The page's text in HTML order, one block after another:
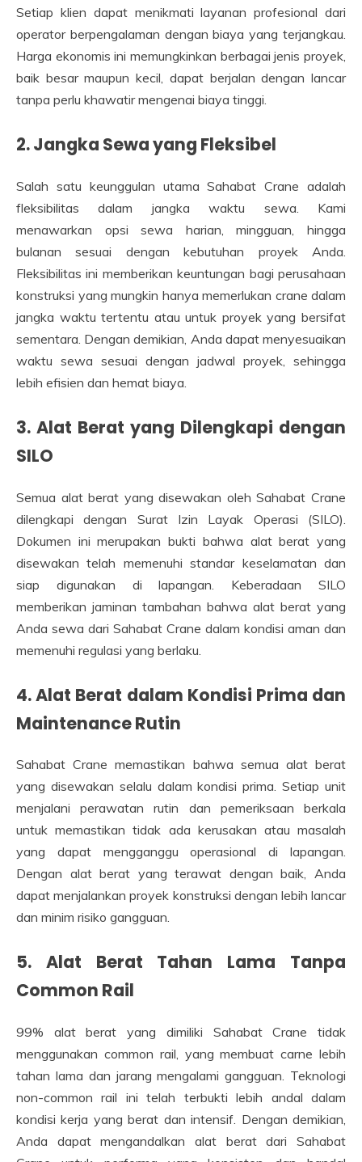
Setiap klien dapat menikmati layanan profesional dari
operator berpengalaman dengan biaya yang terjangkau.
Harga ekonomis ini memungkinkan berbagai jenis proyek,
baik besar maupun kecil, dapat berjalan dengan lancar
tanpa perlu khawatir mengenai biaya tinggi.
2. Jangka Sewa yang Fleksibel
Salah satu keunggulan utama Sahabat Crane adalah
fleksibilitas dalam jangka waktu sewa. Kami
menawarkan opsi sewa harian, mingguan, hingga
bulanan sesuai dengan kebutuhan proyek Anda.
Fleksibilitas ini memberikan keuntungan bagi perusahaan
konstruksi yang mungkin hanya memerlukan crane dalam
jangka waktu tertentu atau untuk proyek yang bersifat
sementara. Dengan demikian, Anda dapat menyesuaikan
waktu sewa sesuai dengan jadwal proyek, sehingga
lebih efisien dan hemat biaya.
3. Alat Berat yang Dilengkapi dengan
SILO
Semua alat berat yang disewakan oleh Sahabat Crane
dilengkapi dengan Surat Izin Layak Operasi (SILO).
Dokumen ini merupakan bukti bahwa alat berat yang
disewakan telah memenuhi standar keselamatan dan
siap digunakan di lapangan. Keberadaan SILO
memberikan jaminan tambahan bahwa alat berat yang
Anda sewa dari Sahabat Crane dalam kondisi aman dan
memenuhi regulasi yang berlaku.
4. Alat Berat dalam Kondisi Prima dan
Maintenance Rutin
Sahabat Crane memastikan bahwa semua alat berat
yang disewakan selalu dalam kondisi prima. Setiap unit
menjalani perawatan rutin dan pemeriksaan berkala
untuk memastikan tidak ada kerusakan atau masalah
yang dapat mengganggu operasional di lapangan.
Dengan alat berat yang terawat dengan baik, Anda
dapat menjalankan proyek konstruksi dengan lebih lancar
dan minim risiko gangguan.
5. Alat Berat Tahan Lama Tanpa
Common Rail
99% alat berat yang dimiliki Sahabat Crane tidak
menggunakan common rail, yang membuat carne lebih
tahan lama dan jarang mengalami gangguan. Teknologi
non-common rail ini telah terbukti lebih andal dalam
kondisi kerja yang berat dan intensif. Dengan demikian,
Anda dapat mengandalkan alat berat dari Sahabat